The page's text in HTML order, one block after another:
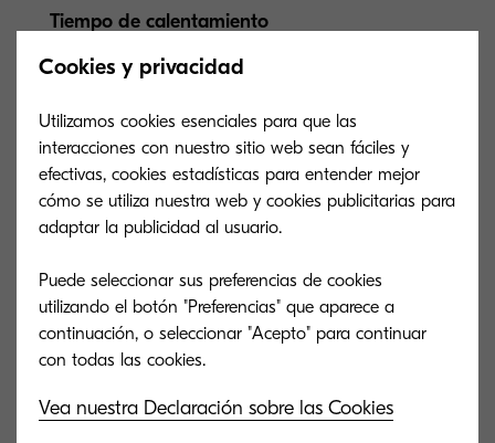
Tiempo de calentamiento
Consumo de energía
Imprimiendo/Copiando: 120V: 531/531 W;
220-240V: 497/497 W; Lista: 69W,
Reposo: 0.5W
Opciones y consumibles
Cookies y privacidad
Utilizamos cookies esenciales para que las
interacciones con nuestro sitio web sean fáciles y
efectivas, cookies estadísticas para entender mejor
cómo se utiliza nuestra web y cookies publicitarias para
adaptar la publicidad al usuario.
Puede seleccionar sus preferencias de cookies
utilizando el botón "Preferencias" que aparece a
continuación, o seleccionar "Acepto" para continuar
Vea nuestra Declaración sobre las Cookies